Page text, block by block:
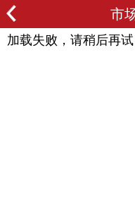
市
加载失败，请稍后再试